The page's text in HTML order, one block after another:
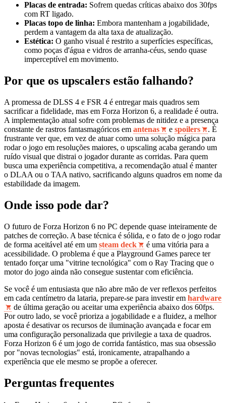
Placas de entrada: Sofrem quedas críticas abaixo dos 30fps
com RT ligado.
Placas topo de linha: Embora mantenham a jogabilidade,
perdem a vantagem da alta taxa de atualização.
Estética: O ganho visual é restrito a superfícies específicas,
como poças d'água e vidros de arranha-céus, sendo quase
imperceptível em movimento.
Por que os upscalers estão falhando?
A promessa de DLSS 4 e FSR 4 é entregar mais quadros sem
sacrificar a fidelidade, mas em Forza Horizon 6, a realidade é outra.
A implementação atual sofre com problemas de nitidez e a presença
constante de rastros fantasmagóricos em antenas e spoilers
. É
frustrante ver que, em vez de atuar como uma solução mágica para
rodar o jogo em resoluções maiores, o upscaling acaba gerando um
ruído visual que distrai o jogador durante as corridas. Para quem
busca uma experiência competitiva, a recomendação atual é manter
o DLAA ou o TAA nativo, sacrificando alguns quadros em nome da
estabilidade da imagem.
Onde isso pode dar?
O futuro de Forza Horizon 6 no PC depende quase inteiramente de
patches de correção. A base técnica é sólida, e o fato de o jogo rodar
de forma aceitável até em um steam deck
é uma vitória para a
acessibilidade. O problema é que a Playground Games parece ter
tentado forçar uma "vitrine tecnológica" com o Ray Tracing que o
motor do jogo ainda não consegue sustentar com eficiência.
Se você é um entusiasta que não abre mão de ver reflexos perfeitos
em cada centímetro da lataria, prepare-se para investir em hardware
de última geração ou aceitar uma experiência abaixo dos 60fps.
Por outro lado, se você prioriza a jogabilidade e a fluidez, a melhor
aposta é desativar os recursos de iluminação avançada e focar em
uma configuração personalizada que privilegie a taxa de quadros.
Forza Horizon 6 é um jogo de corrida fantástico, mas sua obsessão
por "novas tecnologias" está, ironicamente, atrapalhando a
experiência que ele mesmo se propõe a oferecer.
Perguntas frequentes